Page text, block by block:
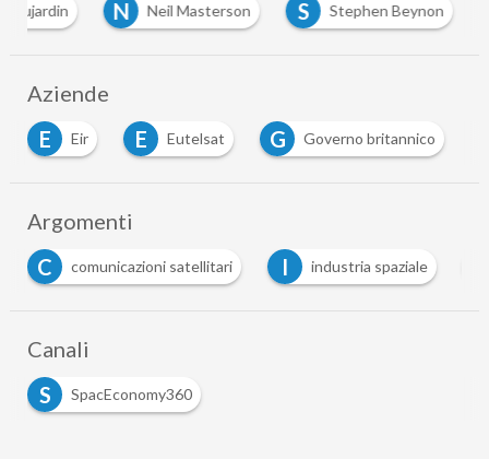
Dujardin N Neil Masterson S Stephen Beynon
Aziende
E
Eir E Eutelsat G Governo britannico
Argomenti
C
comunicazioni satellitari I industria spaziale
Canali
S
SpacEconomy360